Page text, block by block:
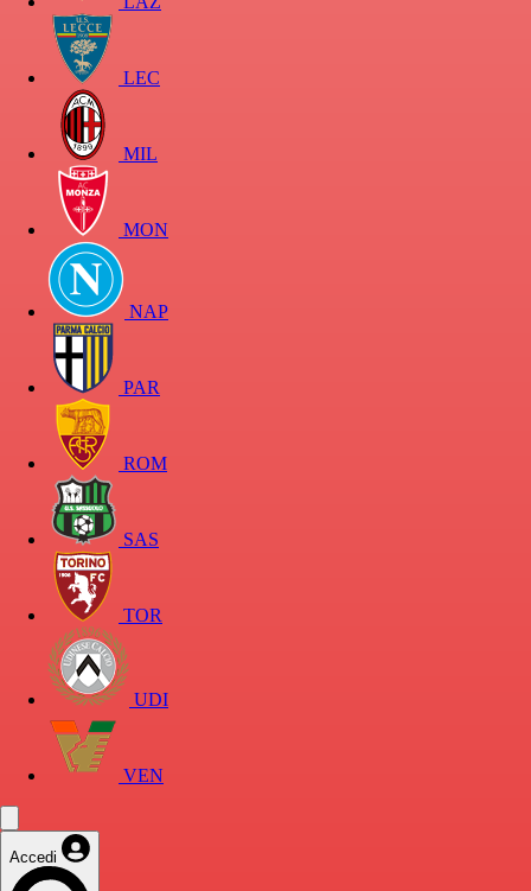
LEC
MIL
MON
NAP
PAR
ROM
SAS
TOR
UDI
VEN
Accedi